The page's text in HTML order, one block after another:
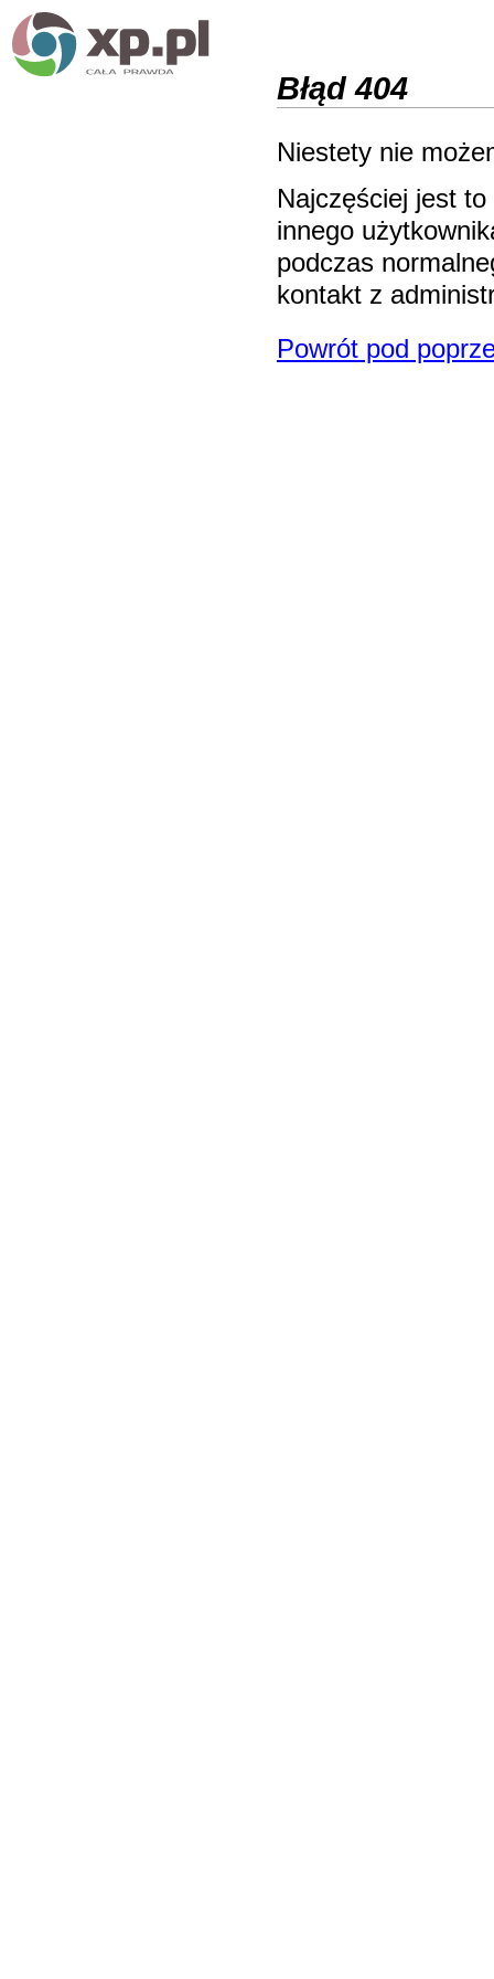
Błąd 404
Niestety nie
Najczęściej jest
innego
podczas
kontakt z
Powrót pod